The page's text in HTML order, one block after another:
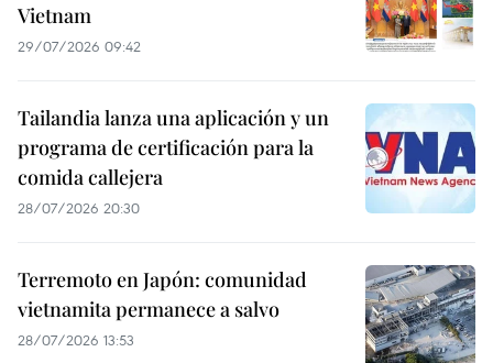
Vietnam
29/07/2026 09:42
Tailandia lanza una aplicación y un
programa de certificación para la
comida callejera
28/07/2026 20:30
Terremoto en Japón: comunidad
vietnamita permanece a salvo
28/07/2026 13:53